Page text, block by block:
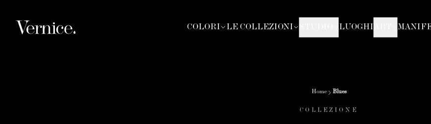
COLORI LE COLLEZIONI LUOGHI
Home Blues
COLLEZIONE